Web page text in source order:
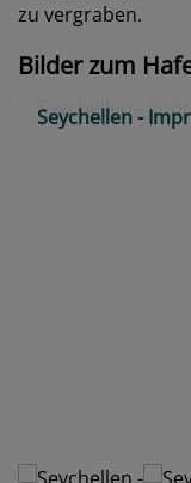
zu vergraben.
Bilder zum
Seychellen -